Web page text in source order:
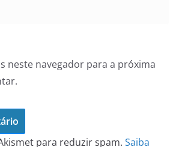
neste navegador para a próxima
para reduzir spam. Saiba